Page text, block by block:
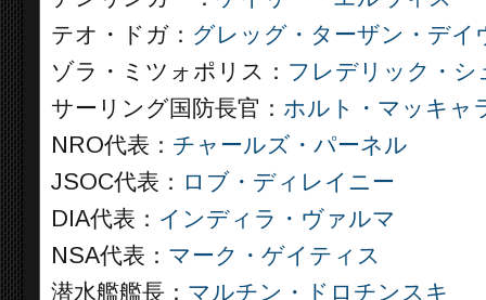
テオ・ドガ： グレッグ・ターザン・デイ
ゾラ・ミツォポリス： フレデリック・シ
サーリング国防長官： ホルト・マッキャ
NRO代表： チャールズ・パーネル
JSOC代表： ロブ・ディレイニー
DIA代表： インディラ・ヴァルマ
NSA代表： マーク・ゲイティス
潜水艦艦長： マルチン・ドロチンスキ